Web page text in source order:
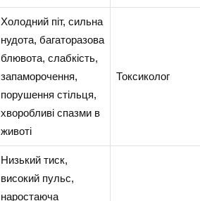
Холодний піт, сильна
нудота, багаторазова
блювота, слабкість,
запаморочення,
порушення стільця,
хворобливі спазми в
животі
Токсиколог
Низький тиск,
високий пульс,
наростаюча